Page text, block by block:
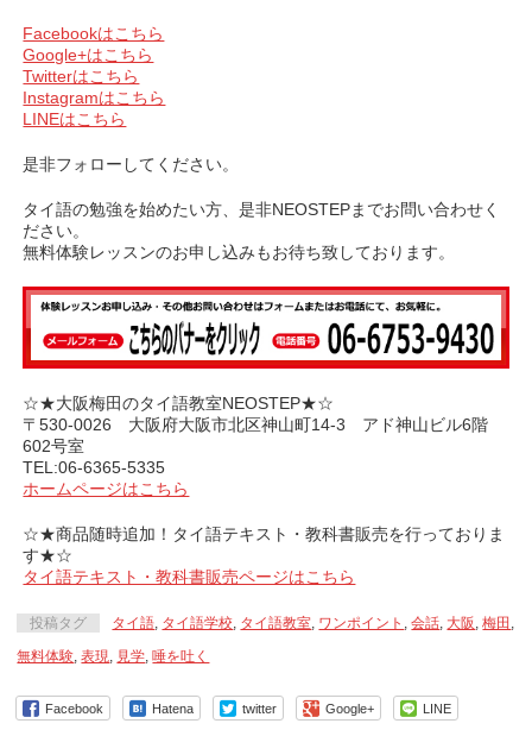
Facebookはこちら
Google+はこちら
Twitterはこちら
Instagramはこちら
LINEはこちら
是非フォローしてください。
タイ語の勉強を始めたい方、是非NEOSTEPまでお問い合わせく
ださい。
無料体験レッスンのお申し込みもお待ち致しております。
☆★大阪梅田のタイ語教室NEOSTEP★☆
〒530-0026 大阪府大阪市北区神山町14-3 アド神山ビル6階
602号室
TEL:06-6365-5335
ホームページはこちら
☆★商品随時追加！タイ語テキスト・教科書販売を行っておりま
す★☆
タイ語テキスト・教科書販売ページはこちら
投稿タグ タイ語 タイ語学校 タイ語教室 ワンポイント ,会話 大阪 ,梅田
無料体験 ,表現 見学 ,唾を吐く
Facebook Hatena twitter Google+ LINE